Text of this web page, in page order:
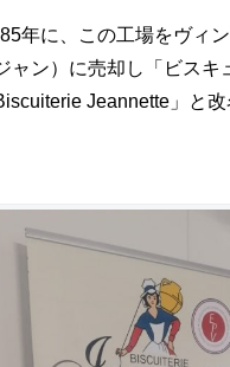
年に、この工場をヴィ
ャン）に売却し「ビスキ
Jeannette」と改